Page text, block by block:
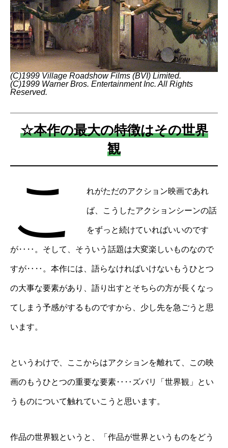
(C)1999 Village Roadshow Films (BVI) Limited.
(C)1999 Warner Bros. Entertainment Inc. All Rights
Reserved.
☆本作の最大の特徴はその世界
観
こ れがただのアクション映画であれ
ば、こうしたアクションシーンの話
をずっと続けていればいいのです
が‥‥。そして、そういう話題は大変楽しいものなので
すが‥‥。本作には、語らなければいけないもうひとつ
の大事な要素があり、語り出すとそちらの方が長くなっ
てしまう予感がするものですから、少し先を急ごうと思
います。
というわけで、ここからはアクションを離れて、この映
画のもうひとつの重要な要素‥‥ズバリ「世界観」とい
うものについて触れていこうと思います。
作品の世界観というと、「作品が世界というものをどう